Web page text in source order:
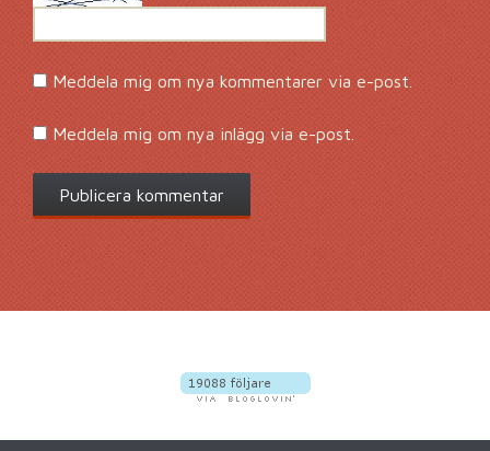
Meddela mig om nya kommentarer via e-post.
Meddela mig om nya inlägg via e-post.